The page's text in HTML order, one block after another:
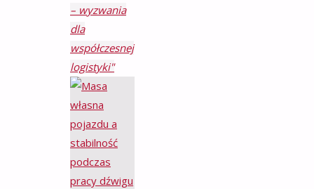
– wyzwania
dla
współczesnej
logistyki"